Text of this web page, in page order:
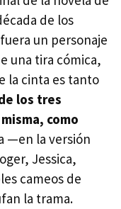
de los
un personaje
una tira cómica,
la cinta es tanto
los tres
como
—en la versión
Jessica,
cameos de
la trama.